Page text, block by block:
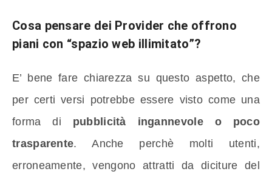
Cosa pensare dei Provider che offrono
piani con “spazio web illimitato”?
E’ bene fare chiarezza su questo aspetto, che
per certi versi potrebbe essere visto come una
forma di pubblicità ingannevole o poco
trasparente. Anche perchè molti utenti,
erroneamente, vengono attratti da diciture del